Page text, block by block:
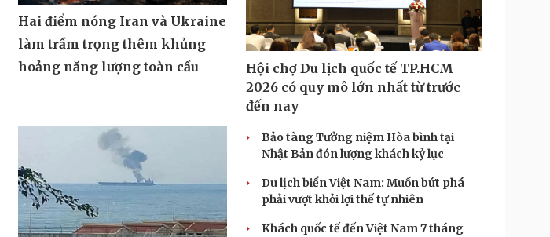
Hai điểm nóng Iran và Ukraine
làm trầm trọng thêm khủng
hoảng năng lượng toàn cầu
Hội chợ Du lịch quốc tế TP.HCM
2026 có quy mô lớn nhất từ trước
đến nay
Bảo tàng Tưởng niệm Hòa bình tại
Nhật Bản đón lượng khách kỷ lục
Du lịch biển Việt Nam: Muốn bứt phá
phải vượt khỏi lợi thế tự nhiên
Khách quốc tế đến Việt Nam 7 tháng